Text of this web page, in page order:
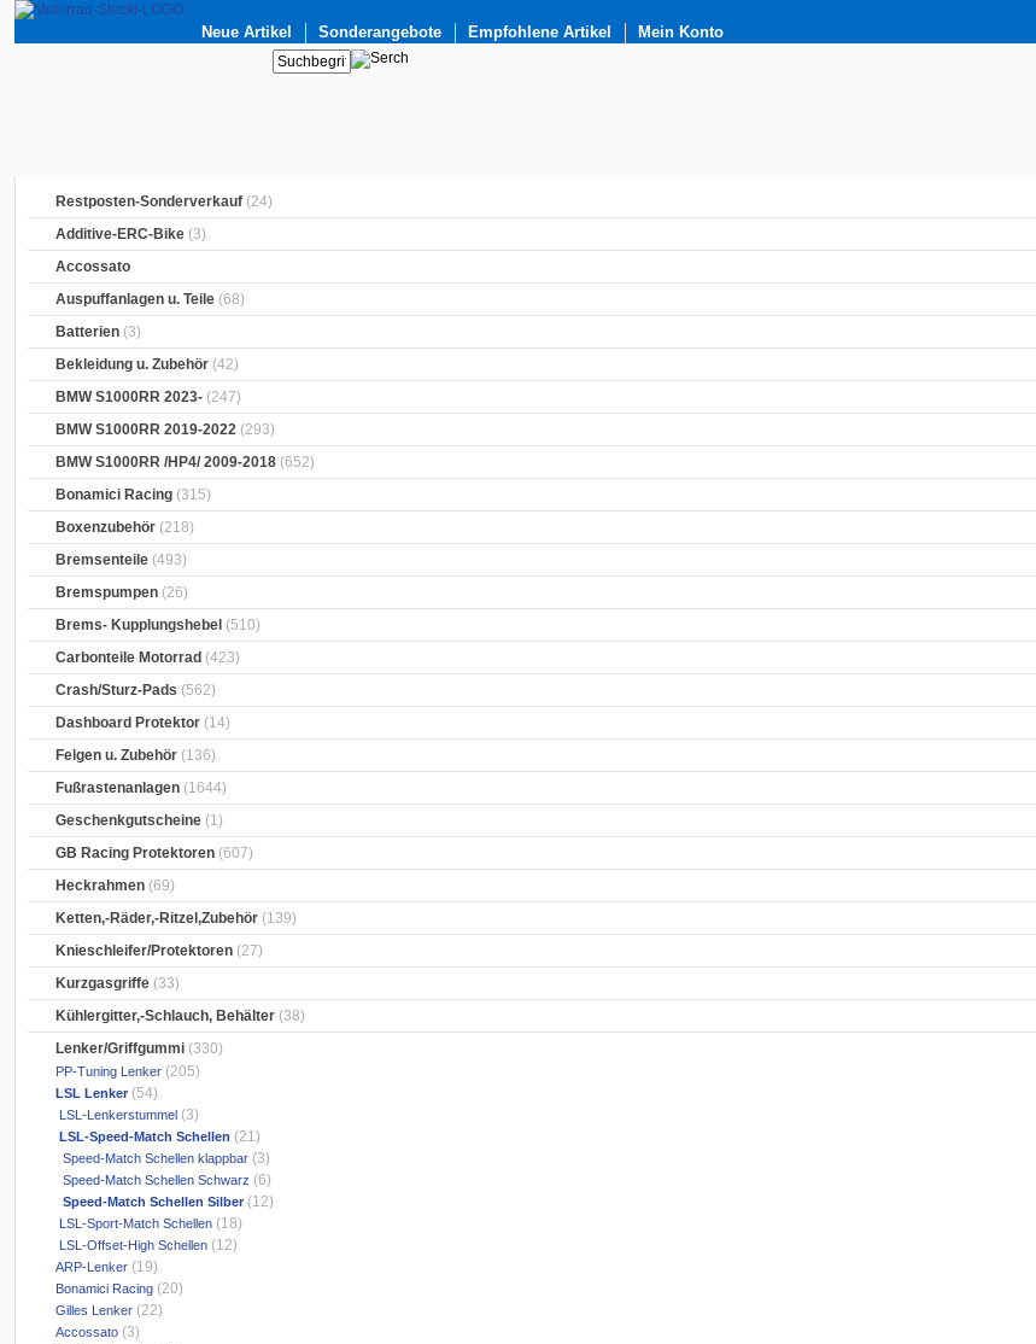
Neue Artikel Sonderangebote Empfohlene Artikel Mein Konto
Restposten-Sonderverkauf (24)
Additive-ERC-Bike (3)
Accossato
Auspuffanlagen u. Teile (68)
Batterien (3)
Bekleidung u. Zubehör (42)
BMW S1000RR 2023- (247)
BMW S1000RR 2019-2022 (293)
BMW S1000RR /HP4/ 2009-2018 (652)
Bonamici Racing (315)
Boxenzubehör (218)
Bremsenteile (493)
Bremspumpen (26)
Brems- Kupplungshebel (510)
Carbonteile Motorrad (423)
Crash/Sturz-Pads (562)
Dashboard Protektor (14)
Felgen u. Zubehör (136)
Fußrastenanlagen (1644)
Geschenkgutscheine (1)
GB Racing Protektoren (607)
Heckrahmen (69)
Ketten,-Räder,-Ritzel,Zubehör (139)
Knieschleifer/Protektoren (27)
Kurzgasgriffe (33)
Kühlergitter,-Schlauch, Behälter (38)
Lenker/Griffgummi (330)
PP-Tuning Lenker (205)
LSL Lenker (54)
LSL-Lenkerstummel (3)
LSL-Speed-Match Schellen (21)
Speed-Match Schellen klappbar (3)
Speed-Match Schellen Schwarz (6)
Speed-Match Schellen Silber (12)
LSL-Sport-Match Schellen (18)
LSL-Offset-High Schellen (12)
ARP-Lenker (19)
Bonamici Racing (20)
Gilles Lenker (22)
Accossato (3)